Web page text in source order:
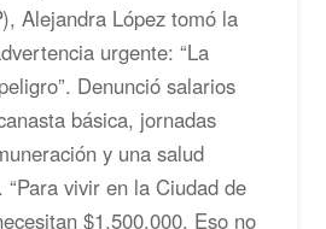
Alejandra López tomó la
urgente: “La
Denunció salarios
básica, jornadas
y una salud
“Para vivir en la Ciudad de
$1.500.000. Eso no